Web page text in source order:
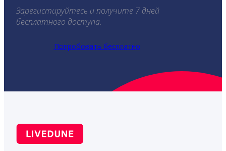
Зарегистируйтесь и получите 7 дней
бесплатного доступа.
Попробовать бесплатно